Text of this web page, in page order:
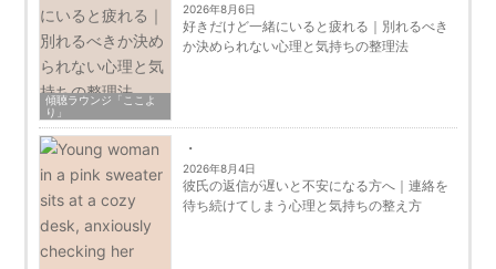
傾聴ラウンジ「ここよ
り」
2026年8月6日
好きだけど一緒にいると疲れる｜別れるべき
か決められない心理と気持ちの整理法
2026年8月4日
彼氏の返信が遅いと不安になる方へ｜連絡を
待ち続けてしまう心理と気持ちの整え方